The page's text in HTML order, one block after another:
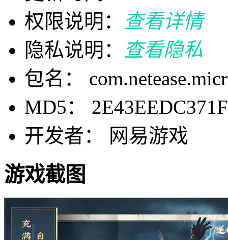
权限说明：
查看详情
隐私说明：
查看隐私
包名：
MD5：
开发者： 网易游戏
游戏截图